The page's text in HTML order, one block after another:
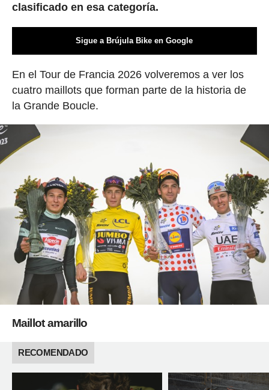
clasificado en esa categoría.
Sigue a Brújula Bike en Google
En el Tour de Francia 2026 volveremos a ver los
cuatro maillots que forman parte de la historia de
la Grande Boucle.
Maillot amarillo
RECOMENDADO